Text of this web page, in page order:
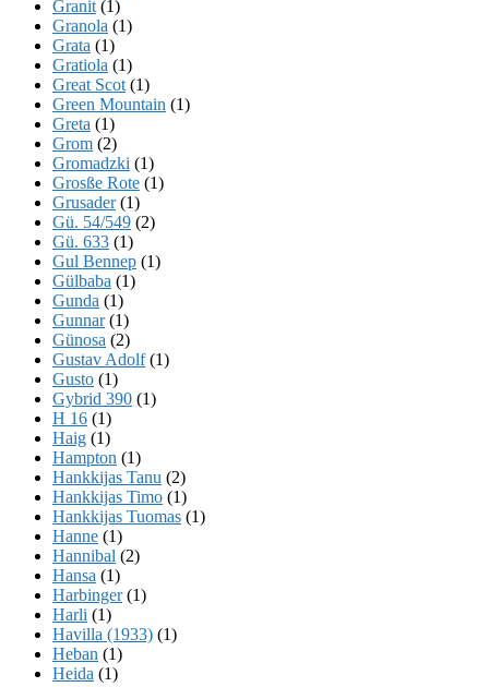
Granit (1)
Granola (1)
Grata (1)
Gratiola (1)
Great Scot (1)
Green Mountain (1)
Greta (1)
Grom (2)
Gromadzki (1)
Grosße Rote (1)
Grusader(1)
Gü. 54/549 (2)
Gü. 633 (1)
Gul Bennep (1)
Gülbaba (1)
Gunda (1)
Gunnar(1)
Günosa (2)
Gustav Adolf(1)
Gusto (1)
Gybrid 390 (1)
H 16 (1)
Haig (1)
Hampton (1)
Hankkijas Tanu (2)
Hankkijas Timo (1)
Hankkijas Tuomas (1)
Hanne (1)
Hannibal (2)
Hansa (1)
Harbinger(1)
Harli (1)
Havilla (1933) (1)
Heban (1)
Heida (1)